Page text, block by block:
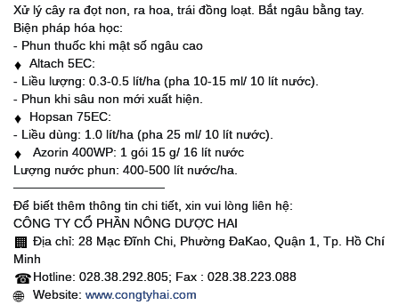
Xử lý cây ra đọt non, ra hoa, trái đồng loạt. Bắt ngâu bằng tay.
Biện pháp hóa học:
- Phun thuốc khi mật số ngâu cao
♦️ Altach 5EC:
- Liều lượng: 0.3-0.5 lít/ha (pha 10-15 ml/ 10 lít nước).
- Phun khi sâu non mới xuất hiện.
♦️
Hopsan 75EC:
- Liều dùng: 1.0 lít/ha (pha 25 ml/ 10 lít nước).
♦️
Azorin 400WP: 1 gói 15 g/ 16 lít nước
Lượng nước phun: 400-500 lít nước/ha.
─────────────────
Để biết thêm thông tin chi tiết, xin vui lòng liên hệ:
CÔNG TY CỔ PHẦN NÔNG DƯỢC HAI
🏢 Địa chỉ: 28 Mạc Đĩnh Chi, Phường ĐaKao, Quận 1, Tp. Hồ Chí
Minh
☎Hotline: 028.38.292.805; Fax : 028.38.223.088
🌐 Website: www.congtyhai.com